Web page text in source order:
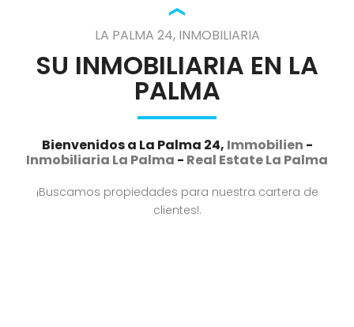
LA PALMA 24, INMOBILIARIA
SU INMOBILIARIA EN LA
PALMA
Bienvenidos a La Palma 24, Immobilien -
Inmobiliaria La Palma - Real Estate La Palma
¡Buscamos propiedades para nuestra cartera de
clientes!.